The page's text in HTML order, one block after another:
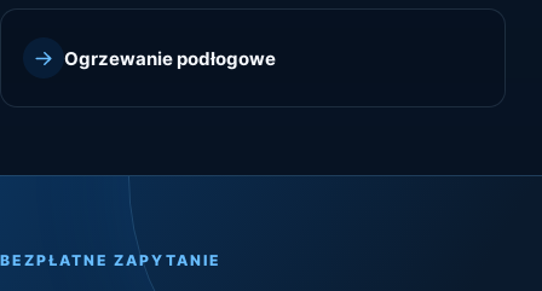
Ogrzewanie podłogowe
BEZPŁATNE ZAPYTANIE